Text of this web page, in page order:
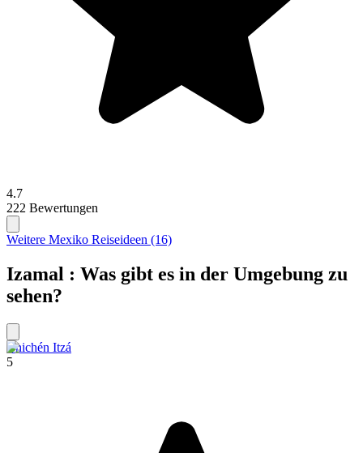
4.7
222 Bewertungen
Weitere Mexiko Reiseideen (16)
Izamal : Was gibt es in der Umgebung zu
sehen?
Chichén Itzá
5